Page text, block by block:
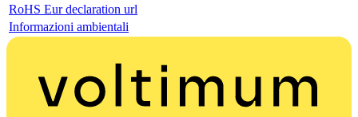
RoHS Eur declaration url
Informazioni ambientali